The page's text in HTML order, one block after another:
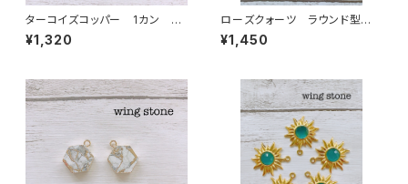
ターコイズコッパー 1カン 丸
型
¥1,320
ローズクォーツ ラウンド型 2
カン
¥1,450